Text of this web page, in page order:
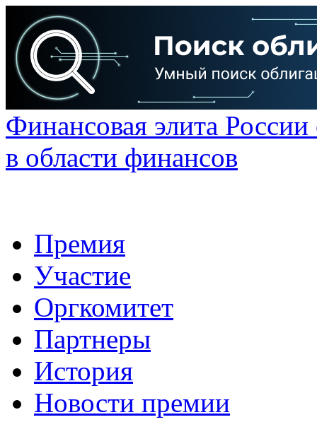
Финансовая элита
в области финансов
Премия
Участие
Оргкомитет
Партнеры
История
Новости премии